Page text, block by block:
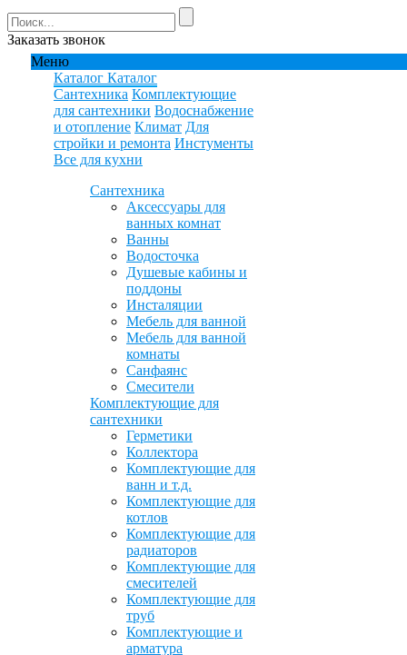
Заказать звонок
Меню
Каталог Каталог
Сантехника Комплектующие
для сантехники Водоснабжение
и отопление Климат Для
стройки и ремонта Инстументы
Все для кухни
Сантехника
Аксессуары для
ванных комнат
Ванны
Водосточка
Душевые кабины и
поддоны
Инсталяции
Мебель для ванной
Мебель для ванной
комнаты
Санфаянс
Смесители
Комплектующие для
сантехники
Герметики
Коллектора
Комплектующие для
ванн и т.д.
Комплектующие для
котлов
Комплектующие для
радиаторов
Комплектующие для
смесителей
Комплектующие для
труб
Комплектующие и
арматура